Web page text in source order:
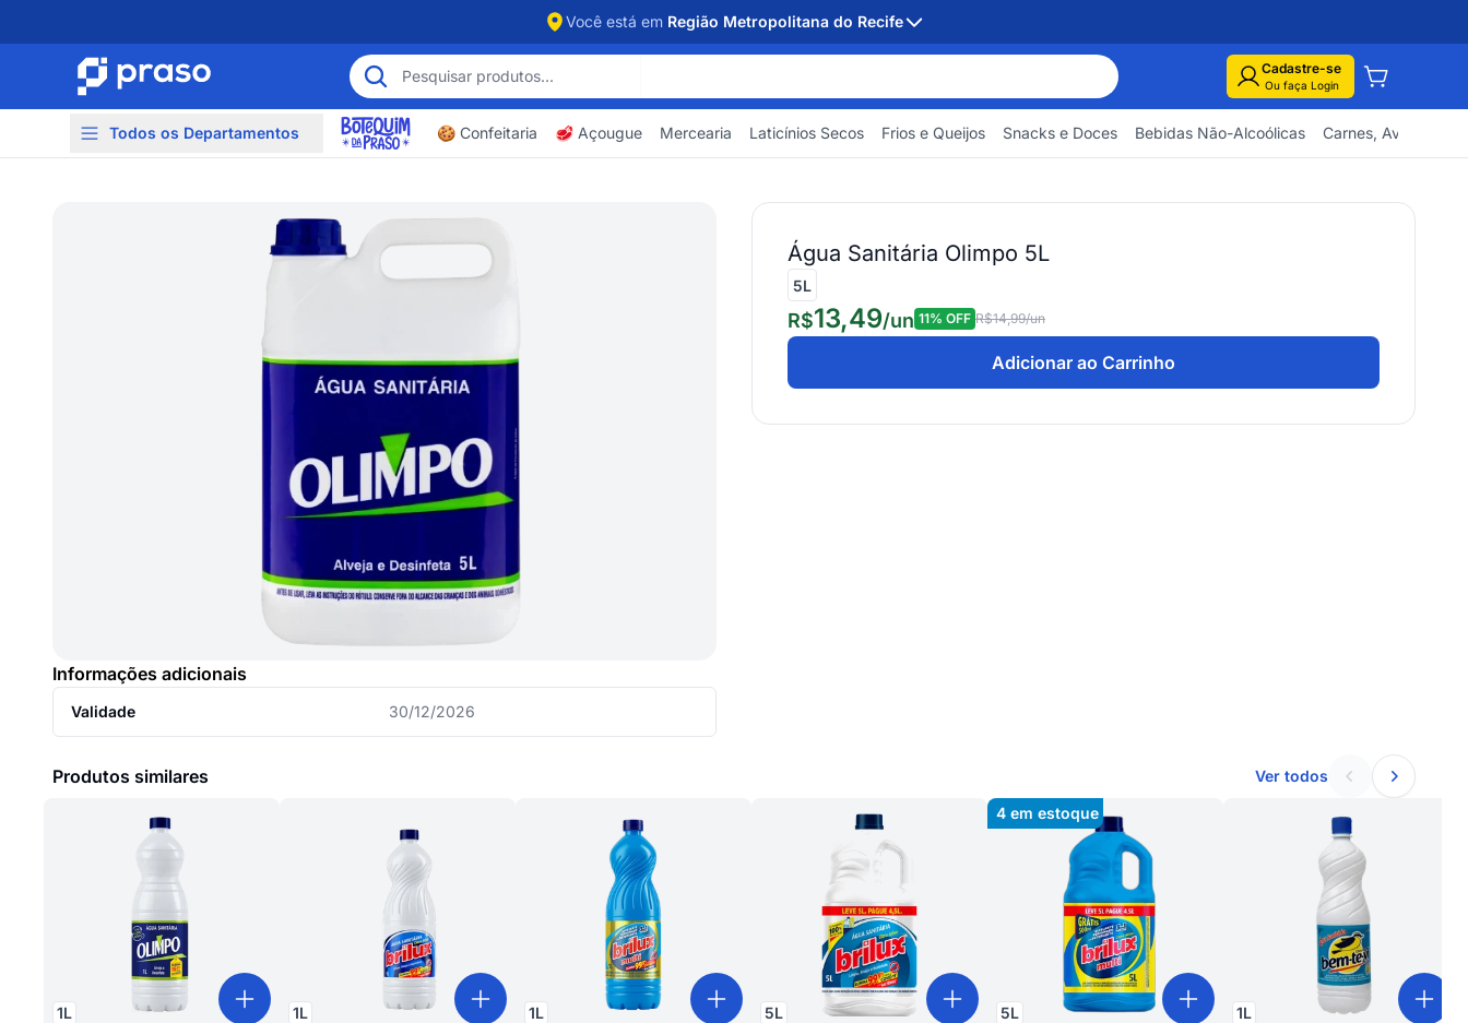
Você está em Região Metropolitana do Recife
Cadastre-se
Ou faça Login
Todos os Departamentos 🍪 Confeitaria 🥩 Açougue Mercearia Laticínios Secos Frios e Queijos Snacks e Doces Bebidas Não-Alcoólicas Carnes, Aves e
Informações adicionais
Validade 30/12/2026
5L
Água Sanitária Olimpo 5L
R$13,49/un 11% OFF R$14,99/un
Adicionar ao Carrinho
Produtos similares Ver todos
1L 1L 1L 5L 5L
4 em estoque
1L